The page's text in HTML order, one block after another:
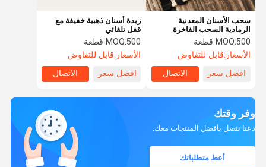
زبدة أسنان ذهبية خفيفة مع
قفل تلقائي
MOQ:500 قطعة
الأسعار:قابل للتفاوض
افضل سعر
الاتصال
سحب الأسنان المعدنية
الرمادية السحب الفاخرة
المخصصة للحقائب اليدوية
MOQ:500 قطعة
الأسعار:قابل للتفاوض
افضل سعر
الاتصال
وفر وقتك
دعنا نتصل بأفضل المنتجات معك.
أعط متطلباتك